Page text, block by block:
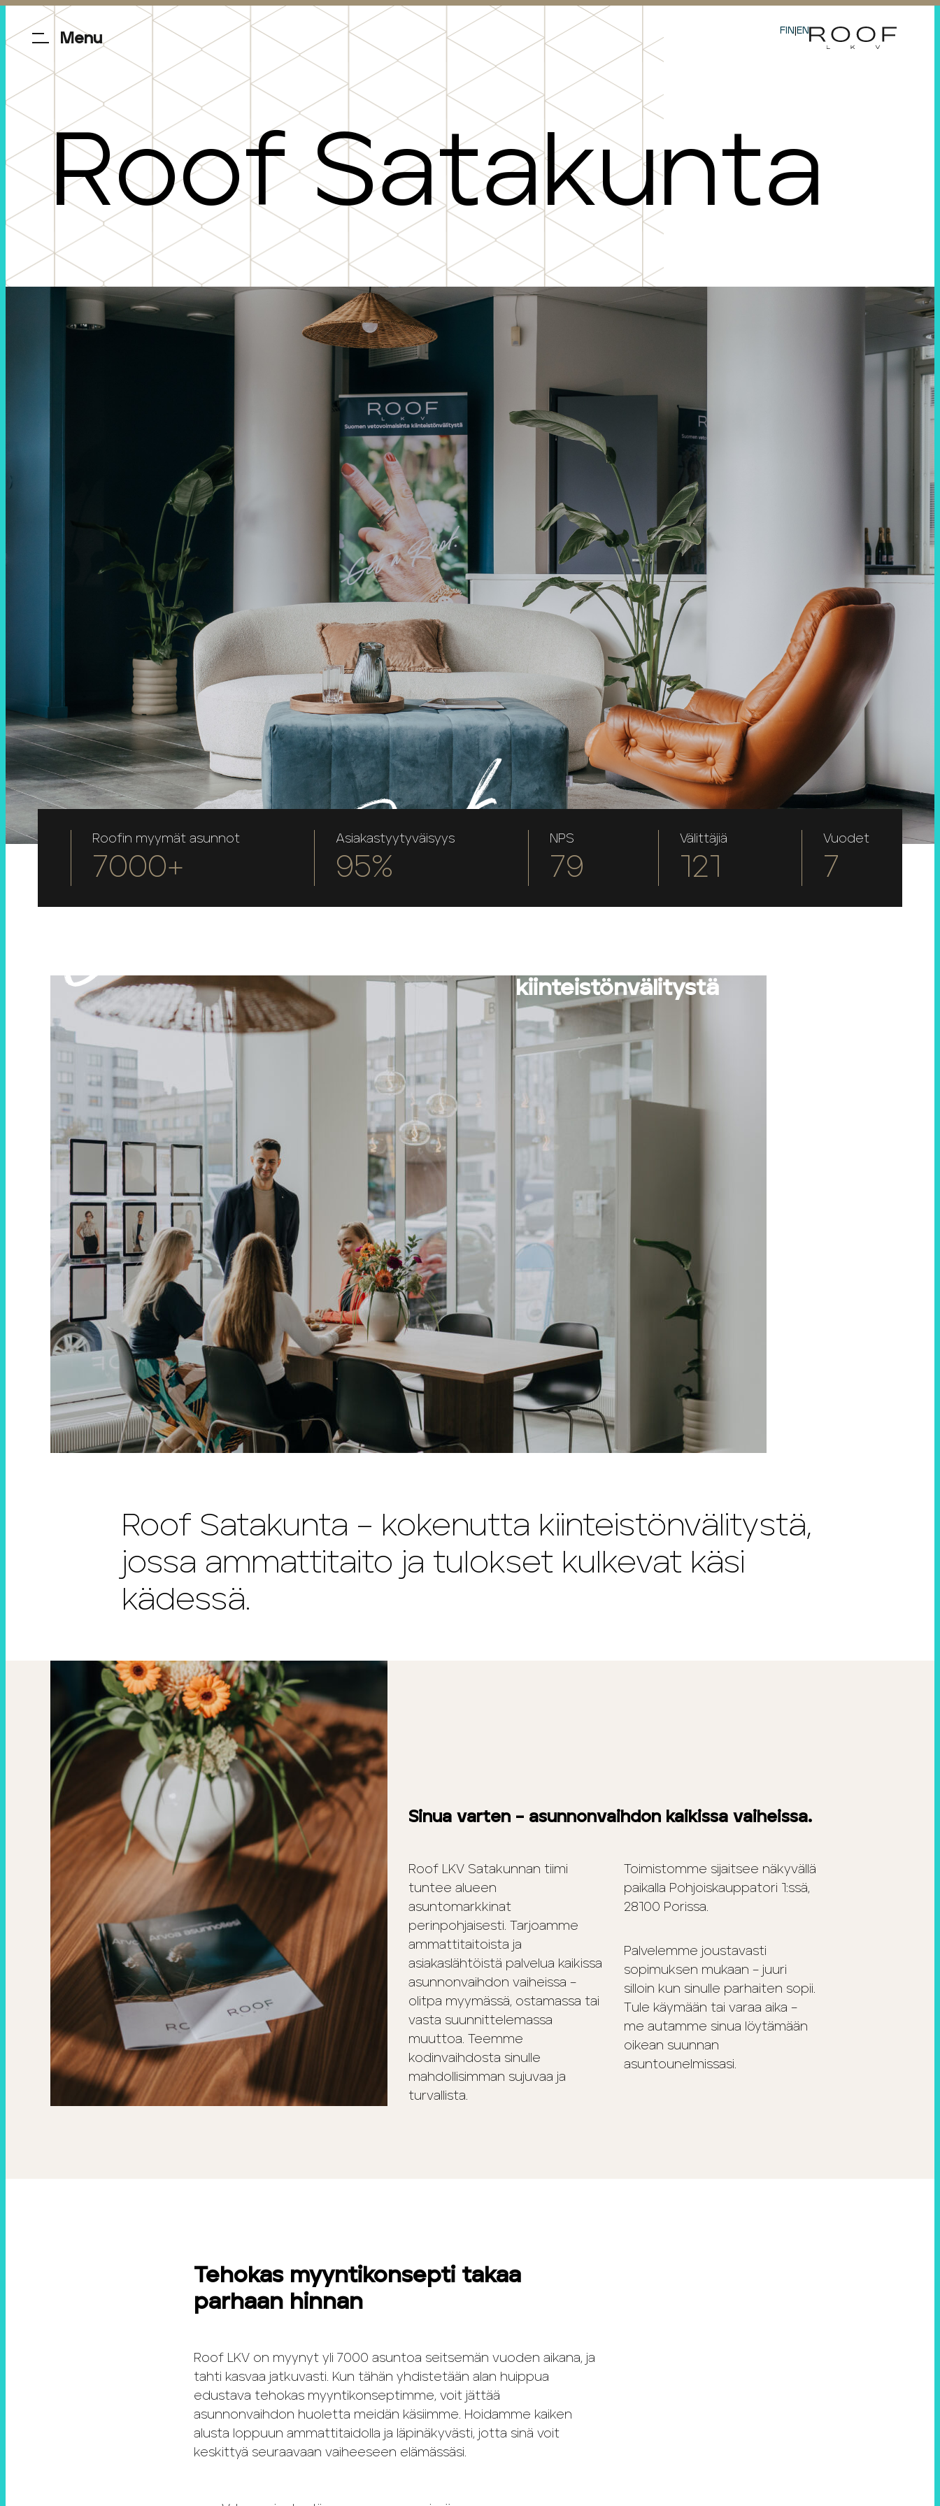
FIN EN
Menu
Roof Satakunta
kiinteistönvälitystä
Roofin myymät asunnot
7000+
Asiakastyytyväisyys
95%
NPS
79
Välittäjiä
121
Vuodet
7
Roof Satakunta – kokenutta kiinteistönvälitystä,
jossa ammattitaito ja tulokset kulkevat käsi
kädessä.
Sinua varten – asunnonvaihdon kaikissa vaiheissa.
Roof LKV Satakunnan tiimi
tuntee alueen
asuntomarkkinat
perinpohjaisesti. Tarjoamme
ammattitaitoista ja
asiakaslähtöistä palvelua kaikissa
asunnonvaihdon vaiheissa –
olitpa myymässä, ostamassa tai
vasta suunnittelemassa
muuttoa. Teemme
kodinvaihdosta sinulle
mahdollisimman sujuvaa ja
turvallista.
Toimistomme sijaitsee näkyvällä
paikalla Pohjoiskauppatori 1:ssä,
28100 Porissa.
Palvelemme joustavasti
sopimuksen mukaan – juuri
silloin kun sinulle parhaiten sopii.
Tule käymään tai varaa aika –
me autamme sinua löytämään
oikean suunnan
asuntounelmissasi.
Tehokas myyntikonsepti takaa
parhaan hinnan
Roof LKV on myynyt yli 7000 asuntoa seitsemän vuoden aikana, ja
tahti kasvaa jatkuvasti. Kun tähän yhdistetään alan huippua
edustava tehokas myyntikonseptimme, voit jättää
asunnonvaihdon huoletta meidän käsiimme. Hoidamme kaiken
alusta loppuun ammattitaidolla ja läpinäkyvästi, jotta sinä voit
keskittyä seuraavaan vaiheeseen elämässäsi.